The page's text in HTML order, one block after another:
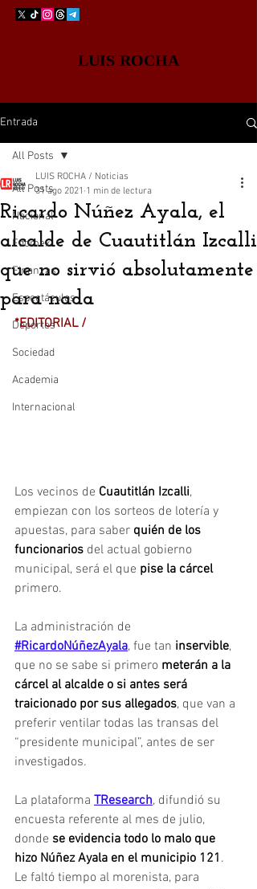
LUIS ROCHA
Entrada
All Posts
Nacional
Edomex
Finanzas
Espectáculos
Deportes
Sociedad
Academia
Internacional
All Posts
Ricardo Núñez Ayala, el
alcalde de Cuautitlán Izcalli
que no sirvió absolutamente
para nada
LUIS ROCHA / Noticias
31 ago 2021 1 min de lectura
*EDITORIAL /
Los vecinos de Cuautitlán Izcalli,
empiezan con los sorteos de lotería y
apuestas, para saber quién de los
funcionarios del actual gobierno
municipal, será el que pise la cárcel
primero.
La administración de
#RicardoNúñezAyala, fue tan inservible,
que no se sabe si primero meterán a la
cárcel al alcalde o si antes será
traicionado por sus allegados, que van a
preferir ventilar todas las transas del
“presidente municipal”, antes de ser
investigados.
La plataforma TResearch, difundió su
encuesta referente al mes de julio,
donde se evidencia todo lo malo que
hizo Núñez Ayala en el municipio 121 .
Le faltó tiempo al morenista, para